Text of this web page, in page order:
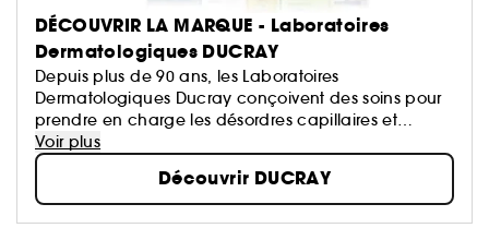
DÉCOUVRIR LA MARQUE - Laboratoires
Dermatologiques DUCRAY
Depuis plus de 90 ans, les Laboratoires
Dermatologiques Ducray conçoivent des soins pour
prendre en charge les désordres capillaires et
dermatologiques de toute la famille afin d’améliorer
son quotidien. 74 formules de soins pour la peau, le
cuir chevelu et les cheveux, couvrant 15 domaines
de prise en charge allant des peaux à tendance
acnéique à l’eczéma en passant par la chute de
Voir plus
Découvrir DUCRAY